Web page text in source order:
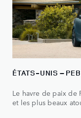
ÉTATS-UNIS –
Le havre de paix de
et les plus beaux